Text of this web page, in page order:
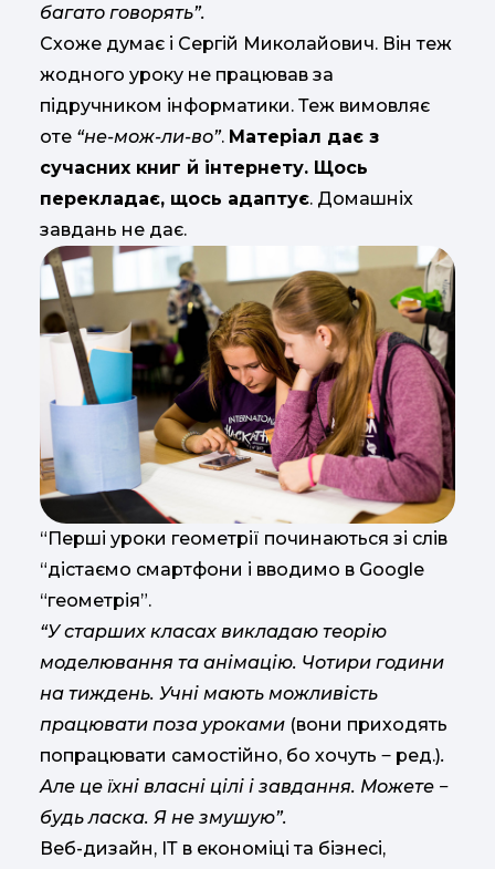
багато говорять”.
Схоже думає і Сергій Миколайович. Він теж
жодного уроку не працював за
підручником інформатики. Теж вимовляє
оте “не-мож-ли-во”. Матеріал дає з
сучасних книг й інтернету. Щось
перекладає, щось адаптує. Домашніх
завдань не дає.
“Перші уроки геометрії починаються зі слів
“дістаємо смартфони і вводимо в Google
“геометрія”.
“У старших класах викладаю теорію
моделювання та анімацію. Чотири години
на тиждень. Учні мають можливість
працювати поза уроками (вони приходять
попрацювати самостійно, бо хочуть ‒ ред.).
Але це їхні власні цілі і завдання. Можете ‒
будь ласка. Я не змушую”.
Веб-дизайн, ІТ в економіці та бізнесі,